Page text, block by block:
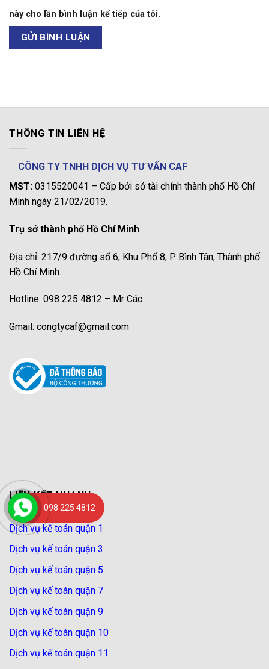
này cho lần bình luận kế tiếp của tôi.
THÔNG TIN LIÊN HỆ
CÔNG TY TNHH DỊCH VỤ TƯ VẤN CAF
MST: 0315520041 – Cấp bởi sở tài chính thành phố Hồ Chí
Minh ngày 21/02/2019.
Trụ sở thành phố Hồ Chí Minh
Địa chỉ: 217/9 đường số 6, Khu Phố 8, P. Bình Tân, Thành phố
Hồ Chí Minh.
Hotline: 098 225 4812 – Mr Các
Gmail: congtycaf@gmail.com
LIÊN KẾT NHANH
Dịch vụ kế toán quận 1
Dịch vụ kế toán quận 3
Dịch vụ kế toán quận 5
Dịch vụ kế toán quận 7
Dịch vụ kế toán quận 9
Dịch vụ kế toán quận 10
Dịch vụ kế toán quận 11
098 225 4812